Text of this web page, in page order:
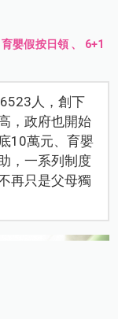
育嬰假按日領 、 6+1
人，創下
，政府也開始
10萬元、育嬰
，一系列制度
再只是父母獨